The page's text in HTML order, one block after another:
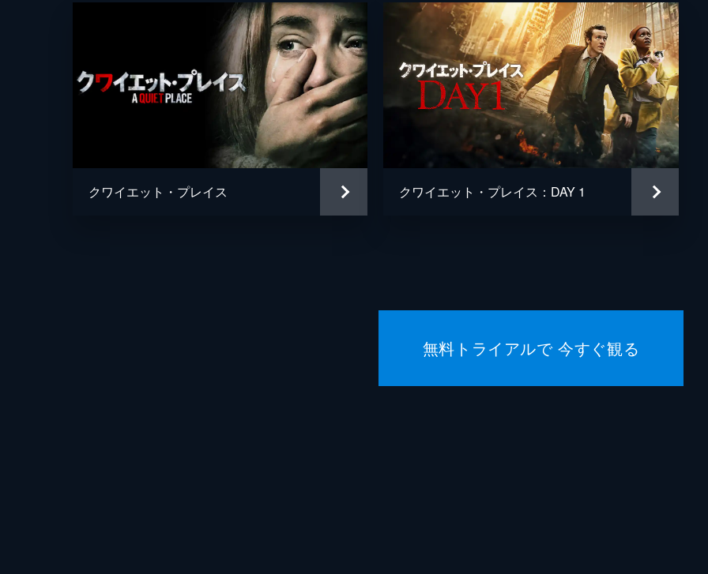
ジョン
マルコ
製作 マイケ
アンド
ジョン
クワイエット・プレイス クワイエット・プレイス：DAY 1
無料トライアルで 今すぐ観る